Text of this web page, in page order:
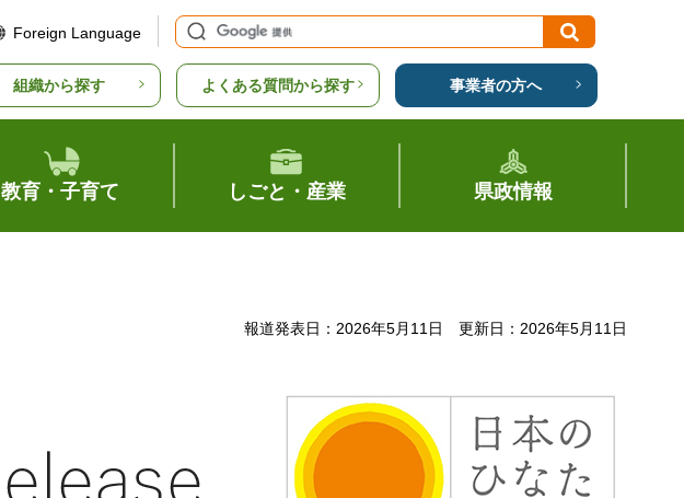
Foreign Language
組織から探す よくある質問から探す 事業者の方へ
教育・子育て しごと・産業 県政情報
報道発表日：2026年5月11日 更新日：2026年5月11日